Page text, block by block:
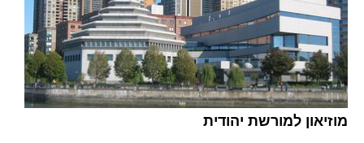
מוזיאון למורשת יהודית